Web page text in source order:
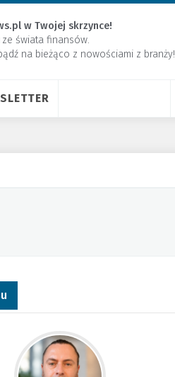
w Twojej skrzynce!
świata finansów.
na bieżąco z nowościami z branży!